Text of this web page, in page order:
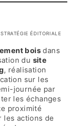
ÉDITORIALE
bois dans
du site
, réalisation
sur les
journée par
les échanges
proximité
les actions de